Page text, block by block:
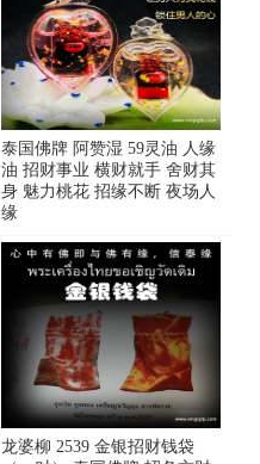
泰国佛牌 阿赞湿 59灵油 人缘
油 招财事业 横财就手 舍财其
身 魅力桃花 招缘不断 夜场人
缘
龙婆柳 2539 金银招财钱袋